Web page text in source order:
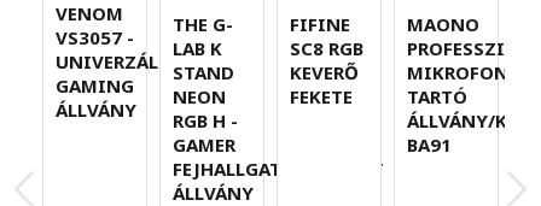
VENOM
VS3057 -
UNIVERZÁLIS
GAMING
ÁLLVÁNY
THE G-
LAB K
STAND
NEON
RGB H -
GAMER
FEJHALLGATÓ/HEADSET
ÁLLVÁNY
FIFINE
SC8 RGB
KEVERŐ
FEKETE
MAONO
MIKROFON
TARTÓ
ÁLLVÁNY/KAR
BA91